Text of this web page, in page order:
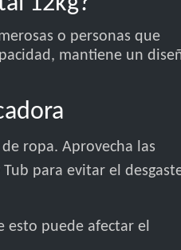
o personas que
mantiene un
ropa. Aprovecha las
para evitar el
esto puede afectar el